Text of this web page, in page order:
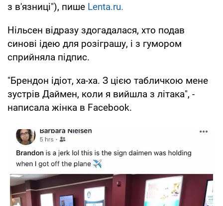
з в'язниці"), пише Lenta.ru.
Нільсен відразу здогадалася, хто подав
синові ідею для розіграшу, і з гумором
сприйняла підпис.
"Брендон ідіот, ха-ха. З цією табличкою мене
зустрів Даймен, коли я вийшла з літака", -
написала жінка в Facebook.